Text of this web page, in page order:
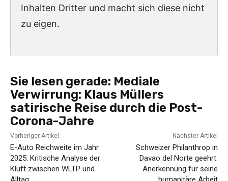
Inhalten Dritter und macht sich diese nicht
zu eigen.
Sie lesen gerade: Mediale
Verwirrung: Klaus Müllers
satirische Reise durch die Post-
Corona-Jahre
Vorheriger Artikel
E-Auto Reichweite im Jahr
2025: Kritische Analyse der
Kluft zwischen WLTP und
Nächster Artikel
Schweizer Philanthrop in
Davao del Norte geehrt:
Anerkennung für seine